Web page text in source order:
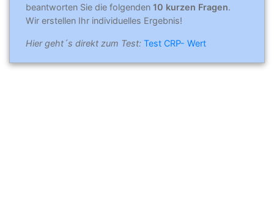
beantworten Sie die folgenden 10 kurzen Fragen.
Wir erstellen Ihr individuelles Ergebnis!
Hier geht´s direkt zum Test: Test CRP- Wert